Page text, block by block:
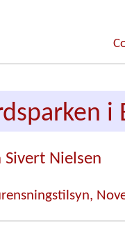
i
Sivert Nielsen